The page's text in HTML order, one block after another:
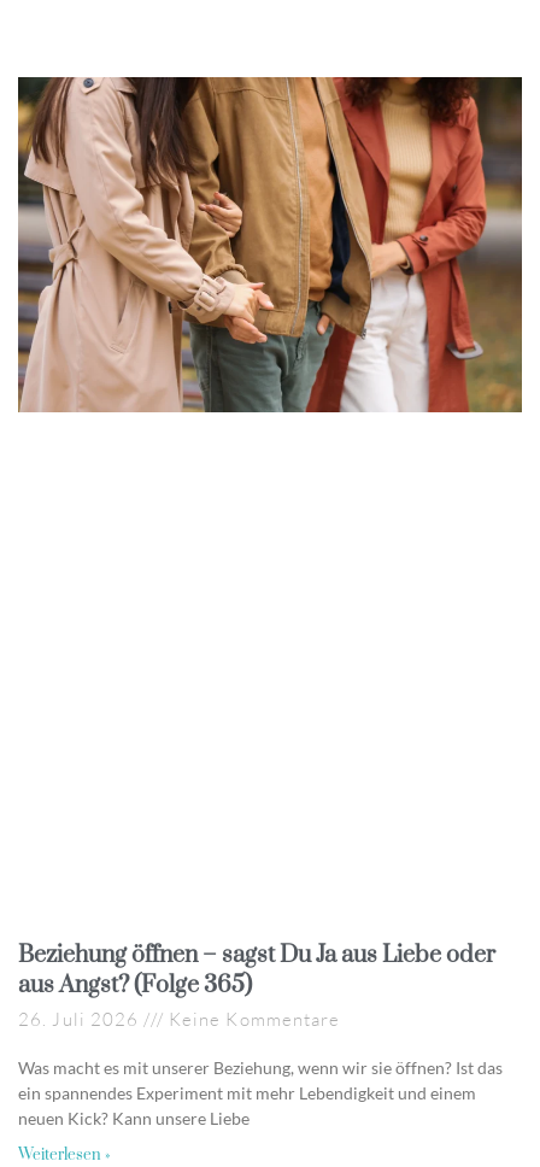
Beziehung öffnen – sagst Du Ja aus Liebe oder
aus Angst? (Folge 365)
26. Juli 2026 Keine Kommentare
Was macht es mit unserer Beziehung, wenn wir sie öffnen? Ist das
ein spannendes Experiment mit mehr Lebendigkeit und einem
neuen Kick? Kann unsere Liebe
Weiterlesen »